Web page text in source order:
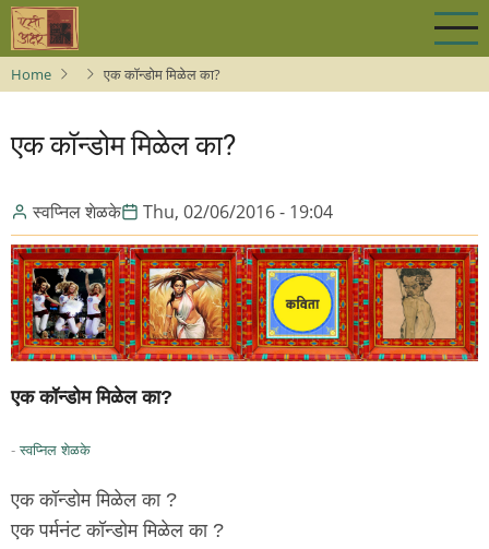
Skip
main
content
Home एक कॉन्डोम मिळेल का?
एक कॉन्डोम मिळेल का?
स्वप्निल शेळके Thu, 02/06/2016 - 19:04
एक कॉन्डोम मिळेल का?
-स्वप्निल शेळके
एक कॉन्डोम मिळेल का ?
एक पर्मनंट कॉन्डोम मिळेल का ?